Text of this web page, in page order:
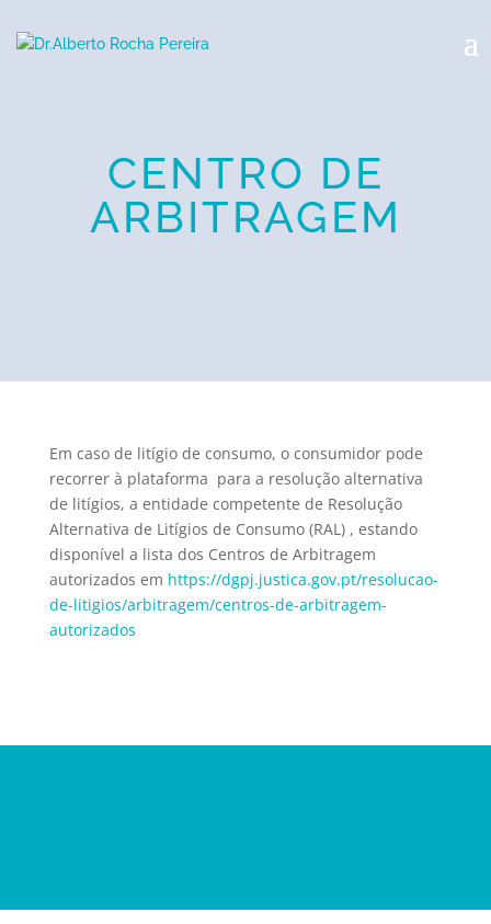
CENTRO DE
ARBITRAGEM
Em caso de litígio de consumo, o consumidor pode
recorrer à plataforma para a resolução alternativa
de litígios, a entidade competente de Resolução
Alternativa de Litígios de Consumo (RAL) , estando
disponível a lista dos Centros de Arbitragem
autorizados em https://dgpj.justica.gov.pt/resolucao-
de-litigios/arbitragem/centros-de-arbitragem-
autorizados